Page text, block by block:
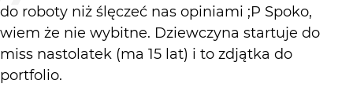
do roboty niż ślęczeć nas opiniami ;P Spoko,
wiem że nie wybitne. Dziewczyna startuje do
miss nastolatek (ma 15 lat) i to zdjątka do
portfolio.